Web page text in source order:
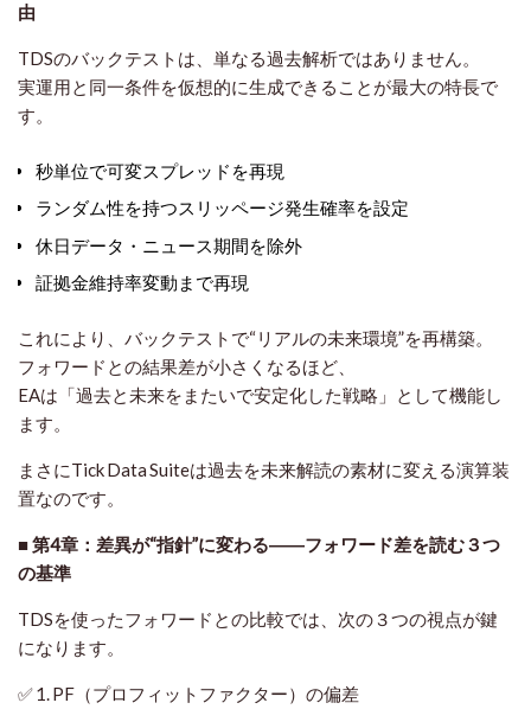
由
TDSのバックテストは、単なる過去解析ではありません。
実運用と同一条件を仮想的に生成できる ことが最大の特長で
す。
秒単位で可変スプレッドを再現
ランダム性を持つスリッページ発生確率を設定
休日データ・ニュース期間を除外
証拠金維持率変動まで再現
これにより、バックテストで“リアルの未来環境”を再構築。
フォワードとの結果差が小さくなるほど、
EAは「過去と未来をまたいで安定化した戦略」として機能し
ます。
まさにTick Data Suiteは過去を未来解読の素材に変える演算装
置なのです。
■ 第4章：差異が“指針”に変わる――フォワード差を読む３つ
の基準
TDSを使ったフォワードとの比較では、次の３つの視点が鍵
になります。
✅ 1. PF（プロフィットファクター）の偏差